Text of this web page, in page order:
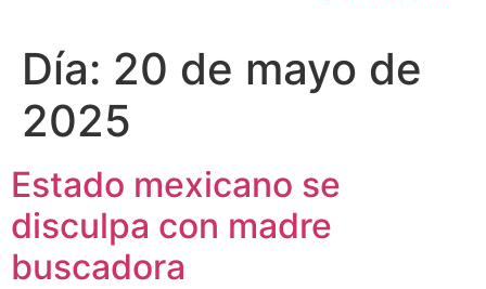
Día: 20 de mayo de
2025
Estado mexicano se
disculpa con madre
buscadora